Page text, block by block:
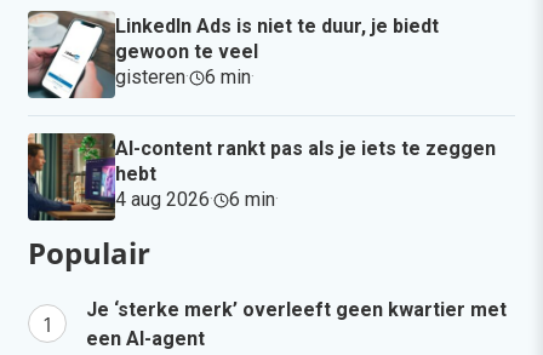
LinkedIn Ads is niet te duur, je biedt
gewoon te veel
gisteren· 6 min·
AI-content rankt pas als je iets te zeggen
hebt
4 aug 2026· 6 min·
Populair
Je ‘sterke merk’ overleeft geen kwartier met
een AI-agent